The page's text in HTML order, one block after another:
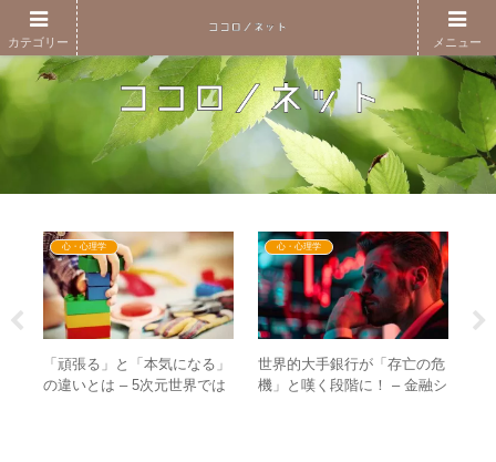
心・心理学
「頑張る」と「本気になる」
の違いとは – 5次元世界では
心・心理学
世界的大手銀行が「存亡の危
機」と嘆く段階に！ – 金融シ
カテゴリー メニュー